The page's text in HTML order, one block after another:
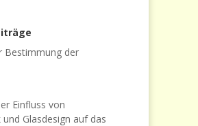
Bestimmung der
Einfluss von
und Glasdesign auf das